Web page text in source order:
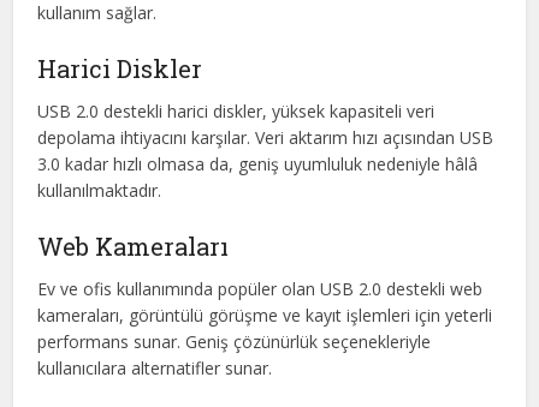
kullanım sağlar.
Harici Diskler
USB 2.0 destekli harici diskler, yüksek kapasiteli veri
depolama ihtiyacını karşılar. Veri aktarım hızı açısından USB
3.0 kadar hızlı olmasa da, geniş uyumluluk nedeniyle hâlâ
kullanılmaktadır.
Web Kameraları
Ev ve ofis kullanımında popüler olan USB 2.0 destekli web
kameraları, görüntülü görüşme ve kayıt işlemleri için yeterli
performans sunar. Geniş çözünürlük seçenekleriyle
kullanıcılara alternatifler sunar.